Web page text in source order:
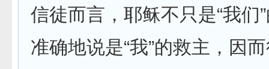
信徒而言，耶稣不只是“我们
准确地说是“我”的救主，因